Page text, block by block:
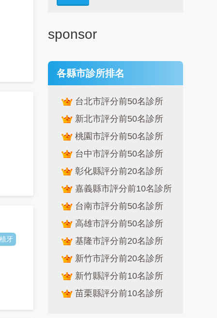
牙
sponsor
各縣市診所排名
台北市評分前50名診所
新北市評分前50名診所
桃園市評分前50名診所
台中市評分前50名診所
彰化縣評分前20名診所
嘉義縣市評分前10名診所
台南市評分前50名診所
高雄市評分前50名診所
基隆市評分前20名診所
新竹市評分前20名診所
新竹縣評分前10名診所
苗栗縣評分前10名診所